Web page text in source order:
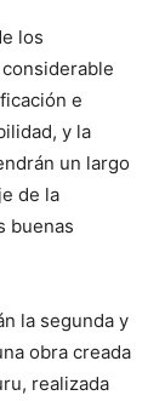
los
e
y la
un largo
de la
buenas
la segunda y
obra creada
realizada